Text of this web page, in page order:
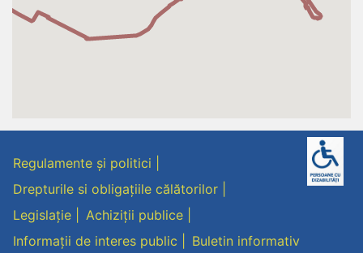
Regulamente și politici
Drepturile si obligațiile călătorilor
Legislație
Achiziții publice
Informații de interes public
Buletin informativ